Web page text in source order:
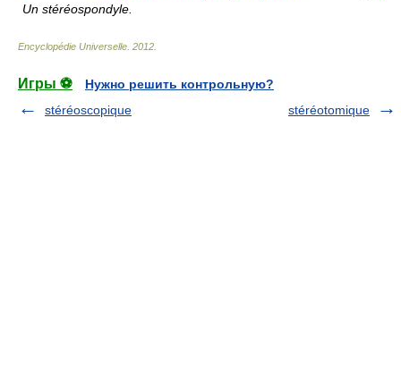
Un stéréospondyle.
Encyclopédie Universelle 2012
Игры ⚽
Нужно решить контрольную?
stéréoscopique
stéréotomique